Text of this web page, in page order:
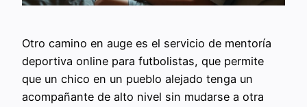
Otro camino en auge es el servicio de mentoría
deportiva online para futbolistas, que permite
que un chico en un pueblo alejado tenga un
acompañante de alto nivel sin mudarse a otra